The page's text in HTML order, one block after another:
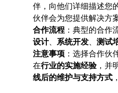
伴，向他们详细描述您
伙伴会为您提供解决方
合作流程 ：典型的合作
设计、系统开发、测试
注意事项 ：选择合作伙
在行业的实施经验，并
线后的维护与支持方式